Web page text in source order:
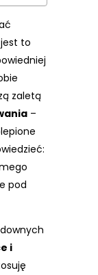
to
zaletą
–
pod
i